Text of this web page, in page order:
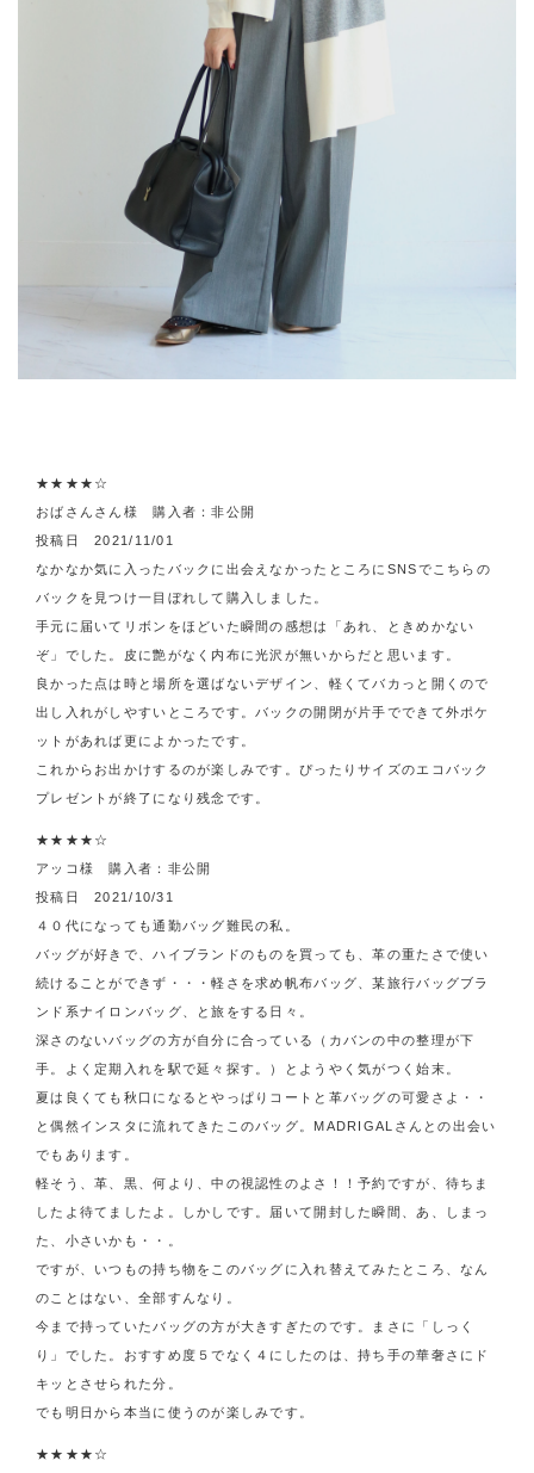
★★★★☆
おばさんさん様 購入者：非公開
投稿日 2021/11/01
なかなか気に入ったバックに出会えなかったところにSNSでこちらの
バックを見つけ一目ぼれして購入しました。
手元に届いてリボンをほどいた瞬間の感想は「あれ、ときめかない
ぞ」でした。皮に艶がなく内布に光沢が無いからだと思います。
良かった点は時と場所を選ばないデザイン、軽くてバカっと開くので
出し入れがしやすいところです。バックの開閉が片手でできて外ポケ
ットがあれば更によかったです。
これからお出かけするのが楽しみです。ぴったりサイズのエコバック
プレゼントが終了になり残念です。
★★★★☆
アッコ様 購入者：非公開
投稿日 2021/10/31
４０代になっても通勤バッグ難民の私。
バッグが好きで、ハイブランドのものを買っても、革の重たさで使い
続けることができず・・・軽さを求め帆布バッグ、某旅行バッグブラ
ンド系ナイロンバッグ、と旅をする日々。
深さのないバッグの方が自分に合っている（カバンの中の整理が下
手。よく定期入れを駅で延々探す。）とようやく気がつく始末。
夏は良くても秋口になるとやっぱりコートと革バッグの可愛さよ・・
と偶然インスタに流れてきたこのバッグ。MADRIGALさんとの出会い
でもあります。
軽そう、革、黒、何より、中の視認性のよさ！！予約ですが、待ちま
したよ待てましたよ。しかしです。届いて開封した瞬間、あ、しまっ
た、小さいかも・・。
ですが、いつもの持ち物をこのバッグに入れ替えてみたところ、なん
のことはない、全部すんなり。
今まで持っていたバッグの方が大きすぎたのです。まさに「しっく
り」でした。おすすめ度５でなく４にしたのは、持ち手の華奢さにド
キッとさせられた分。
でも明日から本当に使うのが楽しみです。
★★★★☆